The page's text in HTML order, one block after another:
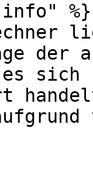
%}
der
es sich